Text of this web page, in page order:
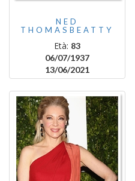
NED
THOMASBEATTY
Età: 83
06/07/1937
13/06/2021